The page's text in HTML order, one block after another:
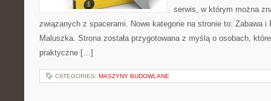
serwis, w którym można
związanych z spacerami. Nowe kategorie na stronie to: Zabawa i
Maluszka. Strona została przygotowana z myślą o osobach,
praktyczne […]
CATEGORIES: MASZYNY BUDOWLANE